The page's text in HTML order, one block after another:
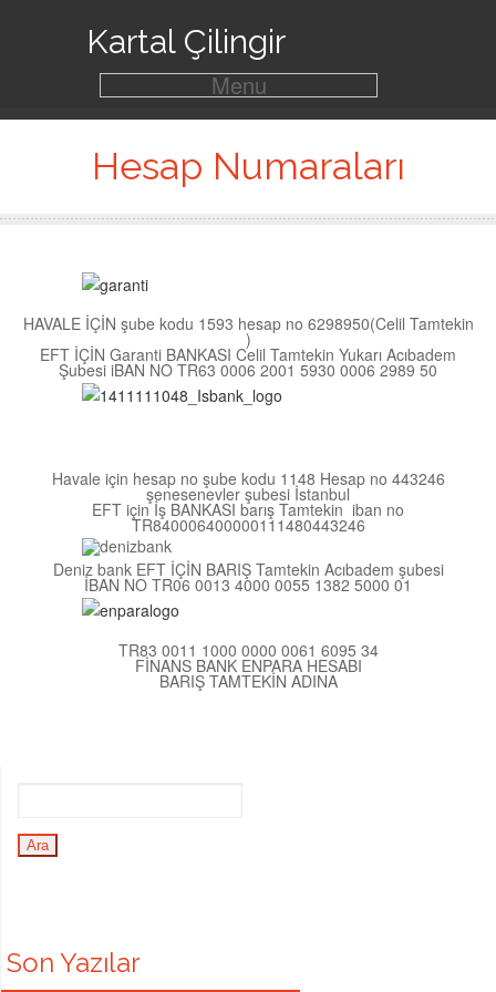
Kartal Çilingir
Menu
Hesap Numaraları
HAVALE İÇİN şube kodu 1593 hesap no 6298950(Celil Tamtekin
)
EFT İÇİN Garanti BANKASI Celil Tamtekin Yukarı Acıbadem
Şubesi iBAN NO TR63 0006 2001 5930 0006 2989 50
Havale için hesap no şube kodu 1148 Hesap no 443246
şenesenevler şubesi İstanbul
EFT için İş BANKASI barış Tamtekin iban no
TR840006400000111480443246
Deniz bank EFT İÇİN BARIŞ Tamtekin Acıbadem şubesi
İBAN NO TR06 0013 4000 0055 1382 5000 01
TR83 0011 1000 0000 0061 6095 34
FİNANS BANK ENPARA HESABI
BARIŞ TAMTEKİN ADINA
Son Yazılar